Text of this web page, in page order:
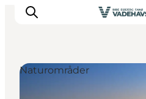
Naturområder